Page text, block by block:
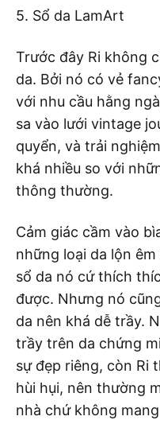
5. Sổ da LamArt
Trước đây Ri không
da. Bởi nó có vẻ
với nhu cầu hằng
sa vào lưới vintage
quyển, và trải
khá nhiều so với
thông thường.
Cảm giác cầm vào
những loại da lộn
sổ da nó cứ thích
được. Nhưng nó
da nên khá dễ trầy.
trầy trên da chứng
sự đẹp riêng, còn Ri
hùi hụi, nên thường
nhà chứ không